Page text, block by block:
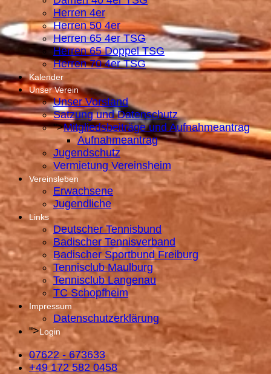
Herren 4er
Herren 50 4er
Herren 65 4er TSG
Herren 65 Doppel TSG
Herren 70 4er TSG
Kalender
Unser Verein
Unser Vorstand
Satzung und Datenschutz
">Mitgliedsbeiträge und Aufnahmeantrag
Aufnahmeantrag
Jugendschutz
Vermietung Vereinsheim
Vereinsleben
Erwachsene
Jugendliche
Links
Deutscher Tennisbund
Badischer Tennisverband
Badischer Sportbund Freiburg
Tennisclub Maulburg
Tennisclub Langenau
TC Schopfheim
Impressum
Datenschutzerklärung
">Login
07622 - 673633
+49 172 582 0458